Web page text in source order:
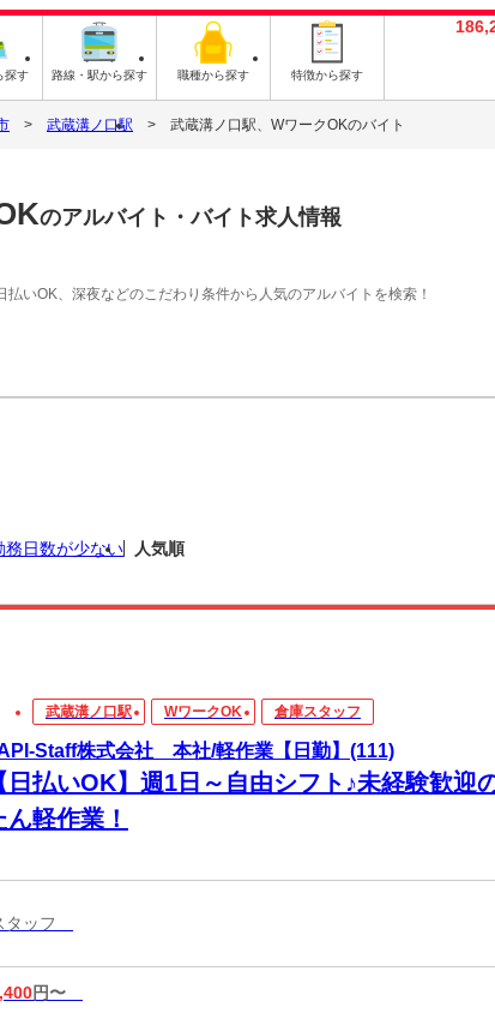
探す 路線・駅から探す 職種から探す 特徴から探す
武蔵溝ノ口駅 武蔵溝ノ口駅、WワークOKのバイト
のアルバイト・バイト求人情報
いOK、深夜などのこだわり条件から人気のアルバイトを検索！
務日数が少ない 人気順
武蔵溝ノ口駅 WワークOK 倉庫スタッフ
Staff株式会社 本社/軽作業【日勤】(111)
日払いOK】週1日～自由シフト♪未経験歓迎
ん軽作業！
タッフ
円〜